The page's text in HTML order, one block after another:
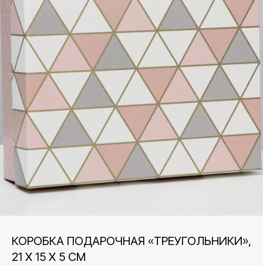
КОРОБКА ПОДАРОЧНАЯ «ТРЕУГОЛЬНИКИ»,
21 Х 15 Х 5 СМ